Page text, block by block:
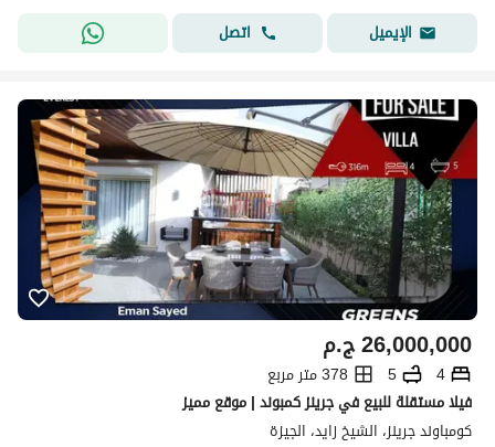
الإيميل
اتصل
ج.م26,000,000
4
5
378 متر مربع
فيلا مستقلة للبيع في جرينز كمبوند | موقع مميز
كومباوند جرينز، الشيخ زايد، الجيزة